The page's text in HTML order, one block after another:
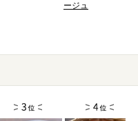
ージュ